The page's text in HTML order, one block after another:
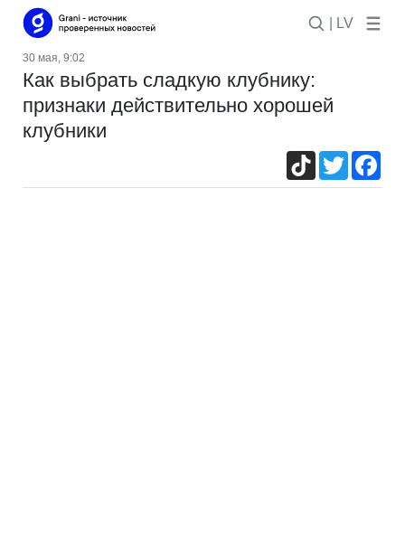
| LV
30 мая, 9:02
Как выбрать сладкую клубнику:
признаки действительно хорошей
клубники
TikTokTwitter